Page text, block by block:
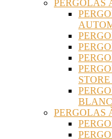
PERGOLAS
PERGOLAS